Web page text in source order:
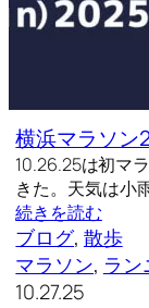
横浜マラソン
10.26.25は初マ
きた。天気は小
続きを読む
ブログ, 散歩
マラソン, ラン
10.27.25